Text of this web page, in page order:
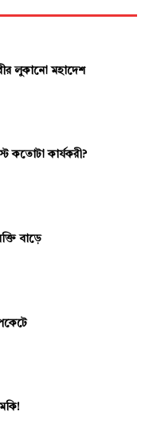
লুকানো মহাদেশ
কতোটা কার্যকরী?
বাড়ে